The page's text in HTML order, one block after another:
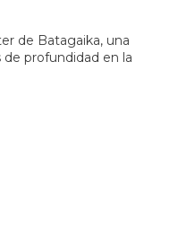
de Batagaika, una
profundidad en la